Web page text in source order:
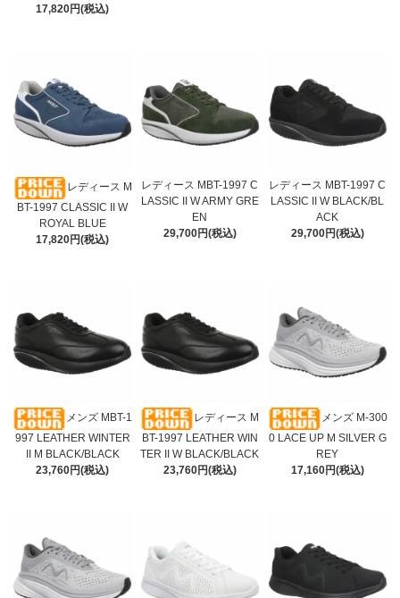
17,820円(税込)
レディース M
BT-1997 CLASSIC II W
ROYAL BLUE
17,820円(税込)
レディース MBT-1997 C
LASSIC II W ARMY GRE
EN
29,700円(税込)
レディース MBT-1997 C
LASSIC II W BLACK/BL
ACK
29,700円(税込)
メンズ MBT-1
997 LEATHER WINTER
II M BLACK/BLACK
23,760円(税込)
レディース M
BT-1997 LEATHER WIN
TER II W BLACK/BLACK
23,760円(税込)
メンズ M-300
0 LACE UP M SILVER G
REY
17,160円(税込)